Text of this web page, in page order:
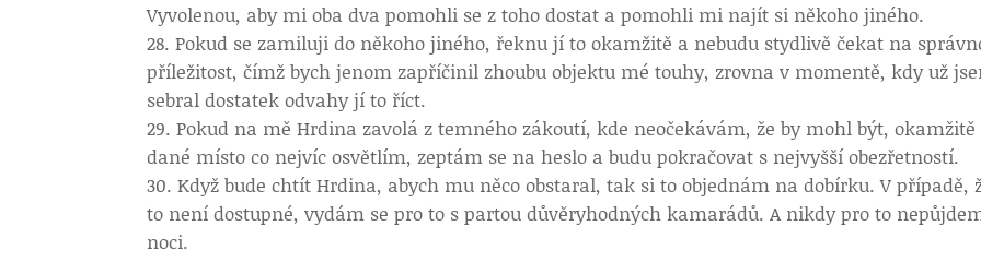
Vyvolenou, aby mi oba dva pomohli se z toho dostat a pomohli mi najít si někoho jiného.
Pokud se zamiluji do někoho jiného, řeknu jí to okamžitě a nebudu stydlivě čekat na
příležitost, čímž bych jenom zapříčinil zhoubu objektu mé touhy, zrovna v momentě, kdy už
sebral dostatek odvahy jí to říct.
Pokud na mě Hrdina zavolá z temného zákoutí, kde neočekávám, že by mohl být, okamžitě
dané místo co nejvíc osvětlím, zeptám se na heslo a budu pokračovat s nejvyšší obezřetností.
Když bude chtít Hrdina, abych mu něco obstaral, tak si to objednám na dobírku. V případě,
to není dostupné, vydám se pro to s partou důvěryhodných kamarádů. A nikdy pro to
noci.